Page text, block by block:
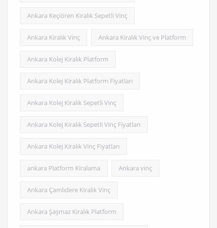
Ankara Keçiören Kiralık Sepetli Vinç
Ankara Kiralık Vinç Ankara Kiralık Vinç ve Platform
Ankara Kolej Kiralık Platform
Ankara Kolej Kiralık Platform Fiyatları
Ankara Kolej Kiralık Sepetli Vinç
Ankara Kolej Kiralık Sepetli Vinç Fiyatları
Ankara Kolej Kiralık Vinç Fiyatları
ankara Platform Kiralama Ankara vinç
Ankara Çamlıdere Kiralık Vinç
Ankara Şaşmaz Kiralık Platform